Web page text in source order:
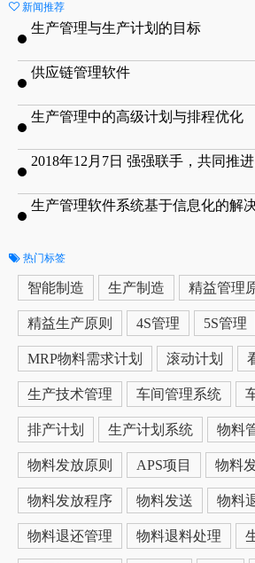
新闻推荐
生产管理与生产计划的目标
供应链管理软件
生产管理中的高级计划与排程优化
热门标签
智能制造 生产制造 精益管理
精益生产原则 4S管理 5S管理
MRP物料需求计划 滚动计划
生产技术管理 车间管理系统
排产计划 生产计划系统 物料
物料发放原则 APS项目 物料
物料发放程序 物料发送 物料
物料退还管理 物料退料处理